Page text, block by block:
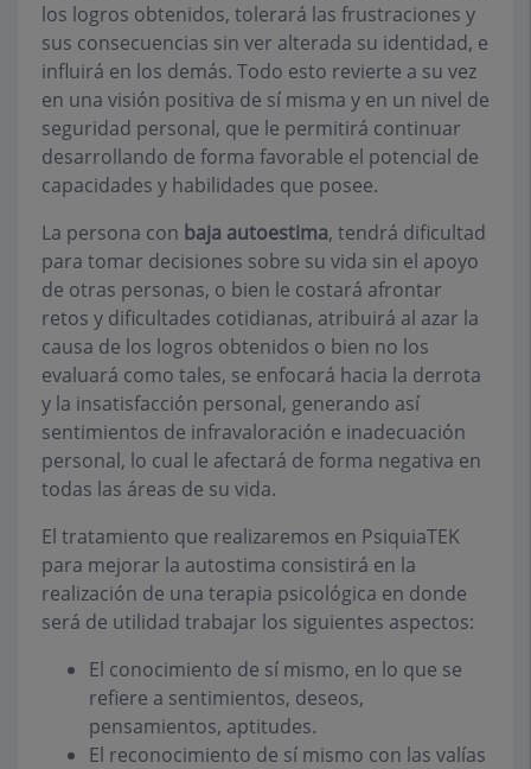
los logros obtenidos, tolerará las frustraciones y
sus consecuencias sin ver alterada su identidad, e
influirá en los demás. Todo esto revierte a su vez
en una visión positiva de sí misma y en un nivel de
seguridad personal, que le permitirá continuar
desarrollando de forma favorable el potencial de
capacidades y habilidades que posee.
La persona con baja autoestima, tendrá dificultad
para tomar decisiones sobre su vida sin el apoyo
de otras personas, o bien le costará afrontar
retos y dificultades cotidianas, atribuirá al azar la
causa de los logros obtenidos o bien no los
evaluará como tales, se enfocará hacia la derrota
y la insatisfacción personal, generando así
sentimientos de infravaloración e inadecuación
personal, lo cual le afectará de forma negativa en
todas las áreas de su vida.
El tratamiento que realizaremos en PsiquiaTEK
para mejorar la autostima consistirá en la
realización de una terapia psicológica en donde
será de utilidad trabajar los siguientes aspectos:
El conocimiento de sí mismo, en lo que se
refiere a sentimientos, deseos,
pensamientos, aptitudes.
El reconocimiento de sí mismo con las valías